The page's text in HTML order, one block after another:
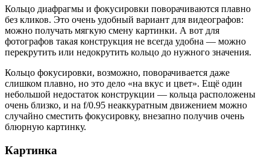
Кольцо диафрагмы и фокусировки поворачиваются плавно
без кликов. Это очень удобный вариант для видеографов:
можно получать мягкую смену картинки. А вот для
фотографов такая конструкция не всегда удобна — можно
перекрутить или недокрутить кольцо до нужного значения.
Кольцо фокусировки, возможно, поворачивается даже
слишком плавно, но это дело «на вкус и цвет». Ещё один
небольшой недостаток конструкции — кольца расположены
очень близко, и на f/0.95 неаккуратным движением можно
случайно сместить фокусировку, внезапно получив очень
блюрную картинку.
Картинка